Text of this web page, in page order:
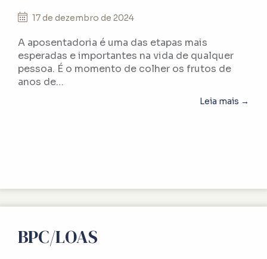
17 de dezembro de 2024
A aposentadoria é uma das etapas mais
esperadas e importantes na vida de qualquer
pessoa. É o momento de colher os frutos de
anos de…
Leia mais →
BPC/LOAS